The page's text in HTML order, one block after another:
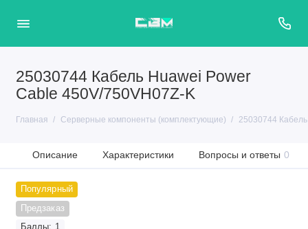
25030744 Кабель Huawei Power
Cable 450V/750VH07Z-K
Главная Серверные компоненты (комплектующие) 25030744
Описание Характеристики Вопросы и ответы 0
Популярный
Предзаказ
Баллы: 1